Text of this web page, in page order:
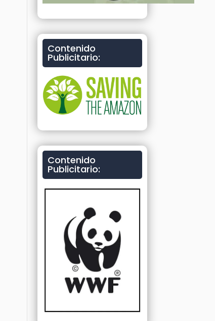
Contenido
Publicitario:
Contenido
Publicitario: